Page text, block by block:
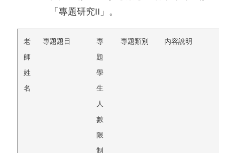
「專題研究II」。
老
師
姓
名
專題題目
專
題
學
生
人
數
限
制
專題類別 內容說明